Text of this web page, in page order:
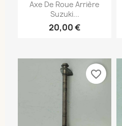
Axe De Roue Arrière
Suzuki...
20,00 €
favorite_border